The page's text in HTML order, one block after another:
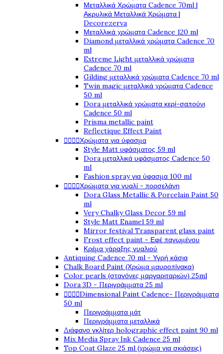
Μεταλλικά Χρώματα Cadence 70ml |
Ακρυλικά Μεταλλικά Χρώματα |
Decorezerva
Μεταλλικά χρώματα Cadence 120 ml
Diamond μεταλλικά χρώματα Cadence 70
ml
Extreme Light μεταλλικά χρώματα
Cadence 70 ml
Gilding μεταλλικά χρώματα Cadence 70 ml
Twin magic μεταλλικά χρώματα Cadence
50 ml
Dora μεταλλικά χρώματα κερί-σαπούνι
Cadence 50 ml
Prisma metallic paint
Reflectique Effect Paint
Χρώματα για ύφασμα
Style Matt υφάσματος 59 ml
Dora μεταλλικά υφάσματος Cadence 50
ml
Fashion spray για ύφασμα 100 ml
Χρώματα για γυαλί - πορσελάνη
Dora Glass Metallic & Porcelain Paint 50
ml
Very Chalky Glass Decor 59 ml
Style Matt Enamel 59 ml
Mirror festival Transparent glass paint
Frost effect paint - Εφέ παγωμένου
Κρέμα χάραξης γυαλιού
Antiquing Cadence 70 ml - Υγρή κάσια
Chalk Board Paint (Χρώμα μαυροπίνακα)
Color pearls (σταγόνες μαργαριταριών) 25ml
Dora 3D - Περιγράμματα 25 ml
Dimensional Paint Cadence- Περιγράμματα
50 ml
Περιγράμματα μάτ
Περιγράμματα μεταλλικά
Διάφανο γκλίτερ holographic effect paint 90 ml
Mix Media Spray Ink Cadence 25 ml
Top Coat Glaze 25 ml (χρώμα για σκιάσεις)